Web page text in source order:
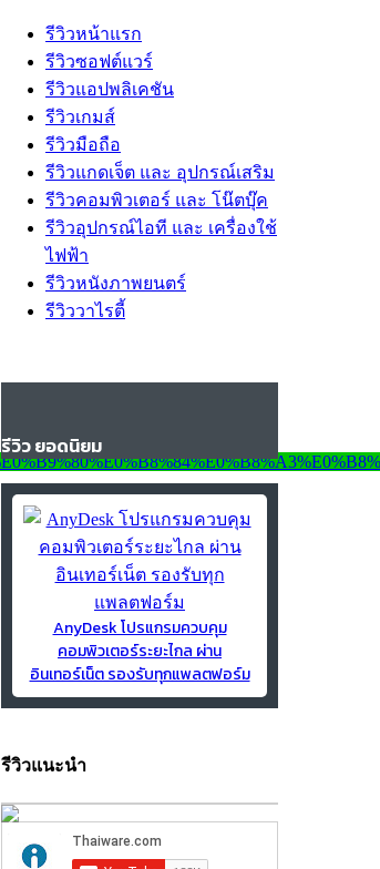
รีวิวหน้าแรก
รีวิวซอฟต์แวร์
รีวิวแอปพลิเคชัน
รีวิวเกมส์
รีวิวมือถือ
รีวิวแกดเจ็ต และ อุปกรณ์เสริม
รีวิวคอมพิวเตอร์ และ โน๊ตบุ๊ค
รีวิวอุปกรณ์ไอที และ เครื่องใช้
ไฟฟ้า
รีวิวหนังภาพยนตร์
รีวิววาไรตี้
รีวิว ยอดนิยม
AnyDesk โปรแกรมควบคุม
คอมพิวเตอร์ระยะไกล ผ่าน
อินเทอร์เน็ต รองรับทุกแพลตฟอร์ม
รีวิวแนะนำ